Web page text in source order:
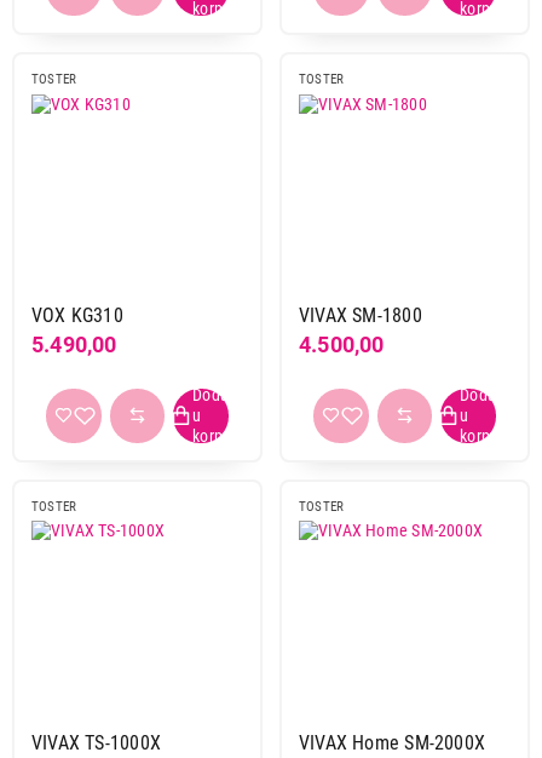
TOSTER
VOX KG310
5.490,00
TOSTER
VIVAX SM-1800
4.500,00
TOSTER
VIVAX TS-1000X
TOSTER
VIVAX Home SM-2000X
9.990,00
Završi kupovinu